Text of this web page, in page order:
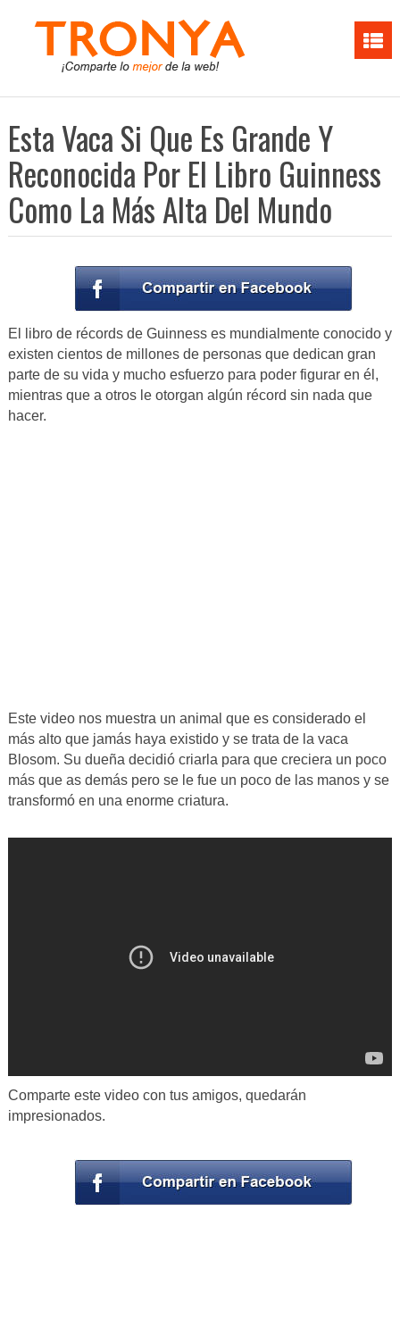
Esta Vaca Si Que Es Grande Y
Reconocida Por El Libro Guinness
Como La Más Alta Del Mundo
El libro de récords de Guinness es mundialmente conocido y
existen cientos de millones de personas que dedican gran
parte de su vida y mucho esfuerzo para poder figurar en él,
mientras que a otros le otorgan algún récord sin nada que
hacer.
Este video nos muestra un animal que es considerado el
más alto que jamás haya existido y se trata de la vaca
Blosom. Su dueña decidió criarla para que creciera un poco
más que as demás pero se le fue un poco de las manos y se
transformó en una enorme criatura.
Comparte este video con tus amigos, quedarán
impresionados.